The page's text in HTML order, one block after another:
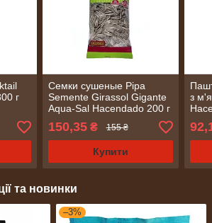
г
Семки сушеные Pipa
Semente Girassol Gigante
Aqua-Sal Hacendado 200 г
(Испания)
150,35₴ 155 ₴
Купити
з
та новинки
–3%